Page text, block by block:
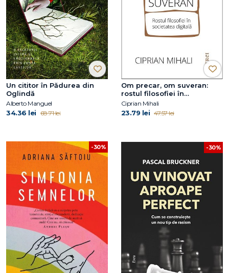
Un cititor în Pădurea din
Oglindă
Alberto Manguel
34.36 lei 68.71 lei
Om precar, om suveran:
rostul filosofiei în
societatea digitală
Ciprian Mihali
23.79 lei 47.57 lei
-30% -30%